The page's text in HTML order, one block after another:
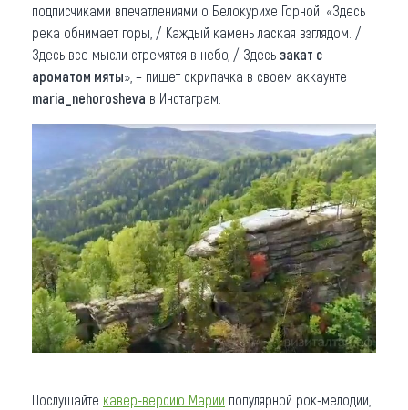
подписчиками впечатлениями о Белокурихе Горной. «Здесь
река обнимает горы, / Каждый камень лаская взглядом. /
Здесь все мысли стремятся в небо, / Здесь закат с
ароматом мяты», – пишет скрипачка в своем аккаунте
maria_nehorosheva в Инстаграм.
Послушайте кавер-версию Марии популярной рок-мелодии,